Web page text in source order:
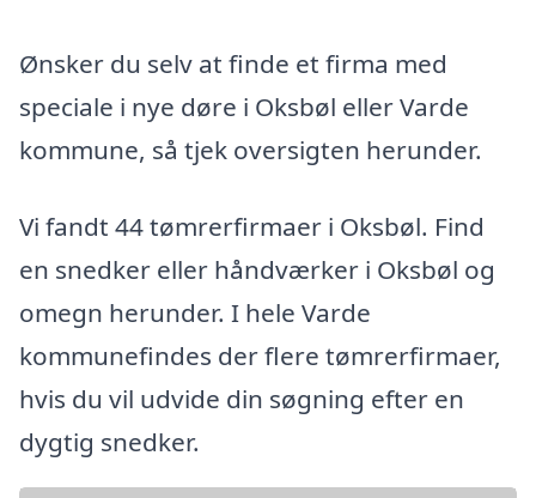
Ønsker du selv at finde et firma med
speciale i nye døre i Oksbøl eller Varde
kommune, så tjek oversigten herunder.
Vi fandt 44 tømrerfirmaer i Oksbøl. Find
en snedker eller håndværker i Oksbøl og
omegn herunder. I hele Varde
kommunefindes der flere tømrerfirmaer,
hvis du vil udvide din søgning efter en
dygtig snedker.